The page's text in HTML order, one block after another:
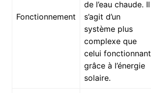
Fonctionnement
de l’eau chaude. Il
s’agit d’un
système plus
complexe que
celui fonctionnant
grâce à l’énergie
solaire.